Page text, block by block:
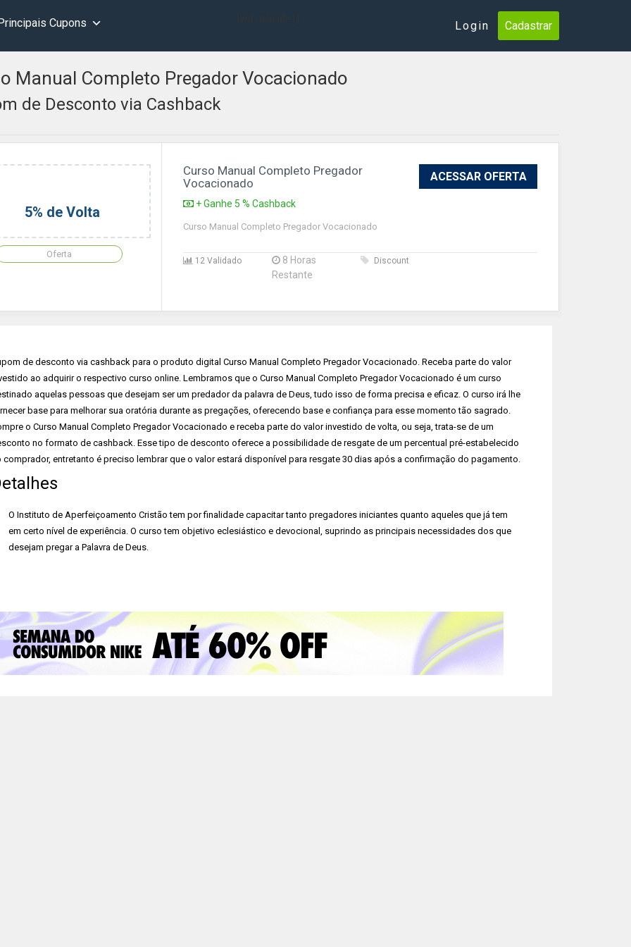
Cupons Login Cadastrar
Manual Completo Pregador Vocacionado
de Desconto via Cashback
5% de Volta
Oferta
Curso Manual Completo Pregador
Vocacionado
+ Ganhe 5 % Cashback
ACESSAR OFERTA
Curso Manual Completo Pregador Vocacionado
12 Validado
8 Horas
Restante
Discount
de desconto via cashback para o produto digital Curso Manual Completo Pregador Vocacionado. Receba parte do valor
ao adquirir o respectivo curso online. Lembramos que o Curso Manual Completo Pregador Vocacionado é um curso
aquelas pessoas que desejam ser um predador da palavra de Deus, tudo isso de forma precisa e eficaz. O curso irá lhe
base para melhorar sua oratória durante as pregações, oferecendo base e confiança para esse momento tão sagrado.
o Curso Manual Completo Pregador Vocacionado e receba parte do valor investido de volta, ou seja, trata-se de um
no formato de cashback. Esse tipo de desconto oferece a possibilidade de resgate de um percentual pré-estabelecido
comprador, entretanto é preciso lembrar que o valor estará disponível para resgate 30 dias após a confirmação do pagamento.
O Instituto de Aperfeiçoamento Cristão tem por finalidade capacitar tanto pregadores iniciantes quanto aqueles que já tem
em certo nível de experiência. O curso tem objetivo eclesiástico e devocional, suprindo as principais necessidades dos que
desejam pregar a Palavra de Deus.